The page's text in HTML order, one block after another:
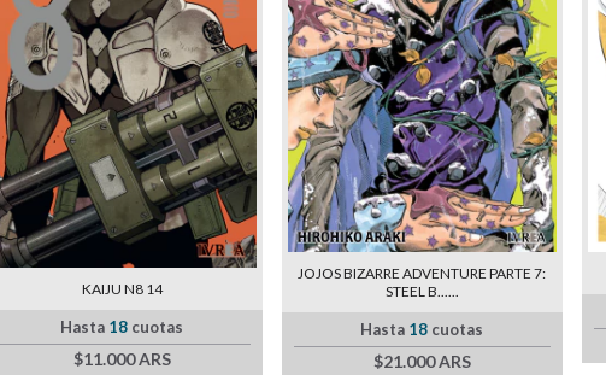
KAIJU N8 14
Hasta 18 cuotas
$11.000 ARS
JOJOS BIZARRE ADVENTURE PARTE 7:
STEEL B......
Hasta 18 cuotas
$21.000 ARS